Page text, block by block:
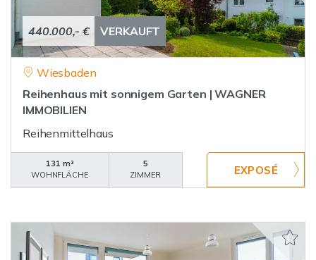
440.000,- € VERKAUFT
Wiesbaden
Reihenhaus mit sonnigem Garten | WAGNER
IMMOBILIEN
Reihenmittelhaus
131 m²
WOHNFLÄCHE
5
ZIMMER